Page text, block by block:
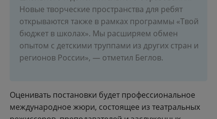
Новые творческие пространства для ребят
открываются также в рамках программы «Твой
бюджет в школах». Мы расширяем обмен
опытом с детскими труппами из других стран и
регионов России», — отметил Беглов.
Оценивать постановки будет профессиональное
международное жюри, состоящее из театральных